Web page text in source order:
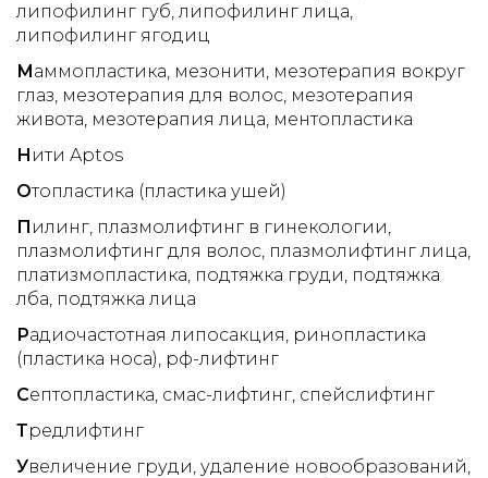
липофилинг губ липофилинг лица
липофилинг ягодиц
Маммопластика мезонити мезотерапия вокруг
глаз мезотерапия для волос мезотерапия
живота мезотерапия лица ментопластика
Н ити Aptos
Отопластика (пластика ушей)
П илинг плазмолифтинг в гинекологии
плазмолифтинг для волос плазмолифтинг лица
платизмопластика подтяжка груди подтяжка
лба подтяжка лица
Радиочастотная липосакция ринопластика
(пластика носа) рф-лифтинг
Септопластика смас-лифтинг спейслифтинг
Тредлифтинг
Увеличение груди удаление новообразований